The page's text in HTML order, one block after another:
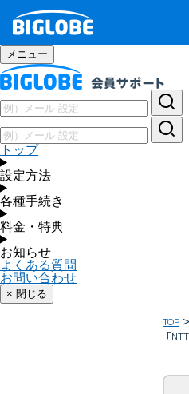
メニュー
トップ
設定方法
各種手続き
料金・特典
お知らせ
よくある質問
お問い合わせ
× 閉じる
TOP
「